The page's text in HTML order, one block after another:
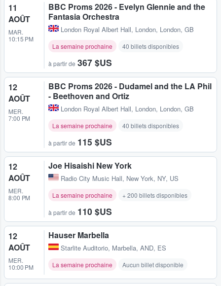
11
AOÛT
MAR.
10:15 PM
BBC Proms 2026 - Evelyn Glennie and the
Fantasia Orchestra
London Royal Albert Hall, London, London, GB
La semaine prochaine 40 billets disponibles
à partir de 367 $US
12
AOÛT
MER.
7:00 PM
BBC Proms 2026 - Dudamel and the LA Phil
- Beethoven and Ortiz
London Royal Albert Hall, London, London, GB
La semaine prochaine 40 billets disponibles
à partir de 115 $US
12
AOÛT
MER.
8:00 PM
Joe Hisaishi New York
Radio City Music Hall, New York, NY, US
La semaine prochaine + 200 billets disponibles
à partir de 110 $US
12
AOÛT
MER.
10:00 PM
Hauser Marbella
Starlite Auditorio, Marbella, AND, ES
La semaine prochaine Aucun billet disponible